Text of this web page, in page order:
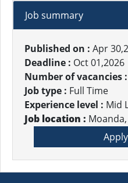
Job summary
Published on : Apr
Deadline : Oct 01,2026
Number of vacancies :
Job type : Full Time
Experience level : Mid
Job location :